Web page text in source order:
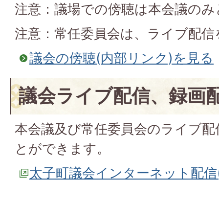
注意：議場での傍聴は本会議の
注意：常任委員会は、ライブ配
議会の傍聴(内部リンク)を見る
議会ライブ配信、録画
本会議及び常任委員会のライブ
とができます。
太子町議会インターネット配